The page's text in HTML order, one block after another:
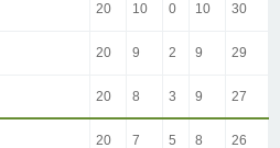
20 10 0 10 30
20 9 2 9 29
20 8 3 9 27
20 7 5 8 26